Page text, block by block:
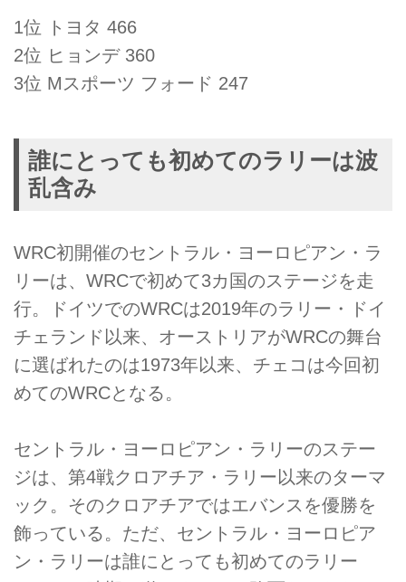
1位 トヨタ 466
2位 ヒョンデ 360
3位 Mスポーツ フォード 247
誰にとっても初めてのラリーは波
乱含み
WRC初開催のセントラル・ヨーロピアン・ラ
リーは、WRCで初めて3カ国のステージを走
行。ドイツでのWRCは2019年のラリー・ドイ
チェランド以来、オーストリアがWRCの舞台
に選ばれたのは1973年以来、チェコは今回初
めてのWRCとなる。
セントラル・ヨーロピアン・ラリーのステー
ジは、第4戦クロアチア・ラリー以来のターマ
ック。そのクロアチアではエバンスを優勝を
飾っている。ただ、セントラル・ヨーロピア
ン・ラリーは誰にとっても初めてのラリー